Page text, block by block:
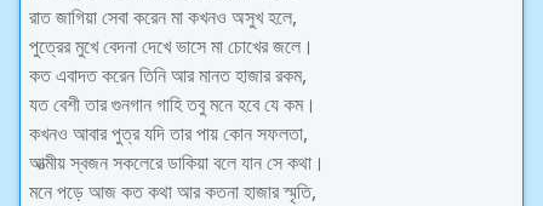
রাত জাগিয়া সেবা করেন মা কখনও অসুখ হলে,
পুত্রের মুখে বেদনা দেখে ভাসে মা চোখের জলে।
কত এবাদত করেন তিনি আর মানত হাজার রকম,
যত বেশী তার গুনগান গাহি তবু মনে হবে যে কম।
কখনও আবার পুত্র যদি তার পায় কোন সফলতা,
আত্মীয় স্বজন সকলেরে ডাকিয়া বলে যান সে কথা।
মনে পড়ে আজ কত কথা আর কতনা হাজার স্মৃতি,